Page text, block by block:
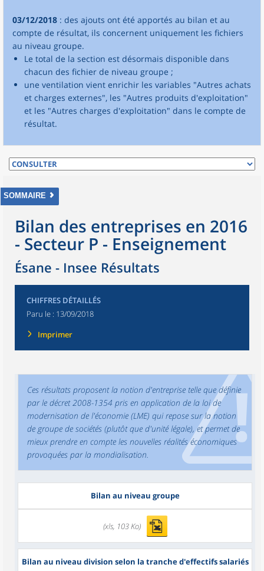
03/12/2018 : des ajouts ont été apportés au bilan et au
compte de résultat, ils concernent uniquement les fichiers
au niveau groupe.
Le total de la section est désormais disponible dans
chacun des fichier de niveau groupe ;
une ventilation vient enrichir les variables "Autres achats
et charges externes", les "Autres produits d'exploitation"
et les "Autres charges d'exploitation" dans le compte de
résultat.
SOMMAIRE
Bilan des entreprises en 2016
- Secteur P - Enseignement
Ésane - Insee Résultats
CHIFFRES DÉTAILLÉS
Paru le : 13/09/2018
Imprimer
Ces résultats proposent la notion d'entreprise telle que définie
par le décret 2008-1354 pris en application de la loi de
modernisation de l'économie (LME) qui repose sur la notion
de groupe de sociétés (plutôt que d'unité légale), et permet de
mieux prendre en compte les nouvelles réalités économiques
provoquées par la mondialisation.
Bilan au niveau groupe
(xls, 103 Ko)
Bilan au niveau division selon la tranche d'effectifs salariés